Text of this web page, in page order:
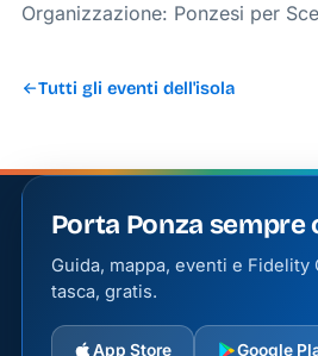
Organizzazione: Ponzesi per
Tutti gli eventi dell'isola
Porta Ponza sempre
Guida, mappa, eventi e Fidelity
tasca, gratis.
App Store Google